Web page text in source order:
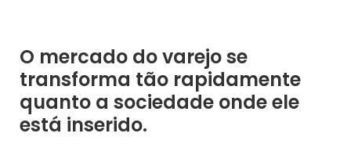
O mercado do varejo se
transforma tão rapidamente
quanto a sociedade onde ele
está inserido.